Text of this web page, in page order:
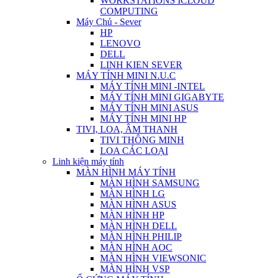
COMPUTING
Máy Chủ - Sever
HP
LENOVO
DELL
LINH KIEN SEVER
MÁY TÍNH MINI N.U.C
MÁY TÍNH MINI -INTEL
MÁY TÍNH MINI GIGABYTE
MÁY TÍNH MINI ASUS
MÁY TÍNH MINI HP
TIVI, LOA, ÂM THANH
TIVI THÔNG MINH
LOA CÁC LOẠI
Linh kiện máy tính
MÀN HÌNH MÁY TÍNH
MÀN HÌNH SAMSUNG
MÀN HÌNH LG
MÀN HÌNH ASUS
MÀN HÌNH HP
MÀN HÌNH DELL
MÀN HÌNH PHILIP
MÀN HÌNH AOC
MÀN HÌNH VIEWSONIC
MÀN HÌNH VSP